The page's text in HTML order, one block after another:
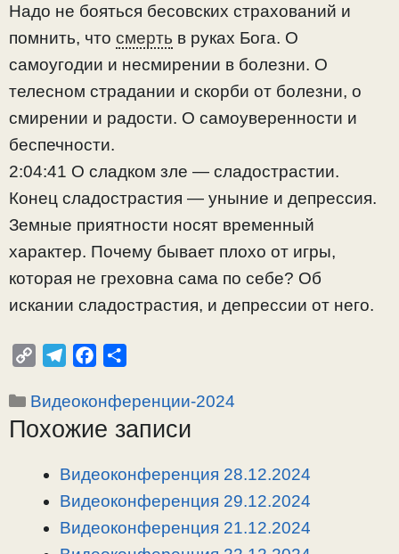
Надо не бояться бесовских страхований и
помнить, что смерть в руках Бога. О
самоугодии и несмирении в болезни. О
телесном страдании и скорби от болезни, о
смирении и радости. О самоуверенности и
беспечности.
2:04:41 О сладком зле — сладострастии.
Конец сладострастия — уныние и депрессия.
Земные приятности носят временный
характер. Почему бывает плохо от игры,
которая не греховна сама по себе? Об
искании сладострастия, и депрессии от него.
p
y
l
e
r
a
c
e
o
п
р
в
Рубрики
Видеоконференции-2024
Похожие записи
Видеоконференция 28.12.2024
Видеоконференция 29.12.2024
Видеоконференция 21.12.2024